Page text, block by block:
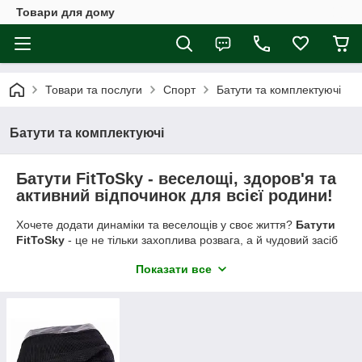
Товари для дому
Товари та послуги Спорт Батути та комплектуючі
Батути та комплектуючі
Батути FitToSky - веселощі, здоров'я та
активний відпочинок для всієї родини!
Хочете додати динаміки та веселощів у своє життя? Батути
FitToSky - це не тільки захоплива розвага, а й чудовий засіб
зможете не тільки насолоджуватися активним відпочинком, а
Чому обирають батути FitToSky?
Батут FitToSky- це поєднання високої якості, безпеки та
Показати все